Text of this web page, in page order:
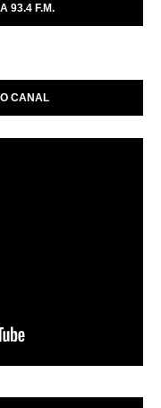
93.4 F.M.
CANAL